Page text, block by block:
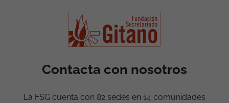
Contacta con nosotros
La FSG cuenta con 82 sedes en 14 comunidades